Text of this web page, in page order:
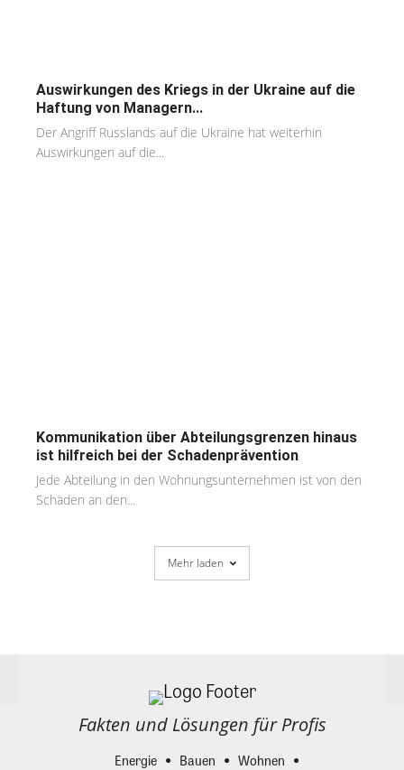
Auswirkungen des Kriegs in der Ukraine auf die
Haftung von Managern...
Der Angriff Russlands auf die Ukraine hat weiterhin
Auswirkungen auf die...
Kommunikation über Abteilungsgrenzen hinaus
ist hilfreich bei der Schadenprävention
Jede Abteilung in den Wohnungsunternehmen ist von den
Schäden an den...
Mehr laden
Fakten und Lösungen für Profis
Energie Bauen
Wohnen